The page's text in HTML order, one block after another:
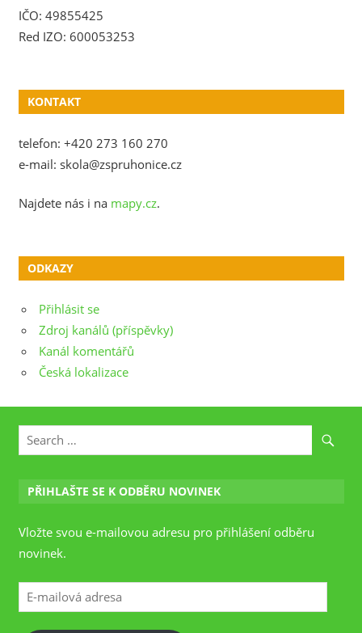
IČO: 49855425
Red IZO: 600053253
KONTAKT
telefon: +420 273 160 270
e-mail: skola@zspruhonice.cz
Najdete nás i na mapy.cz.
ODKAZY
Přihlásit se
Zdroj kanálů (příspěvky)
Kanál komentářů
Česká lokalizace
PŘIHLAŠTE SE K ODBĚRU NOVINEK
Vložte svou e-mailovou adresu pro přihlášení odběru
novinek.
E-
mailová